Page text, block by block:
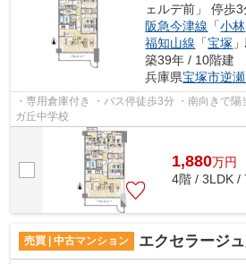
ェルデ前」 停歩3
阪急今津線 「小林
福知山線 「宝塚
築39年 / 10階建
兵庫県宝塚市逆
・専用倉庫付き ・バス停徒歩3分 ・南向きで
ガ丘中学校
1,880万円
4階 / 3LDK /
売買 | 中古マンション エクセラージ